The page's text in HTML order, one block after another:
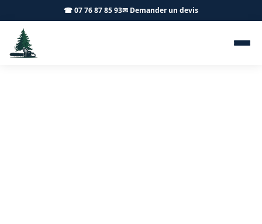
☎ 07 76 87 85 93✉ Demander un devis